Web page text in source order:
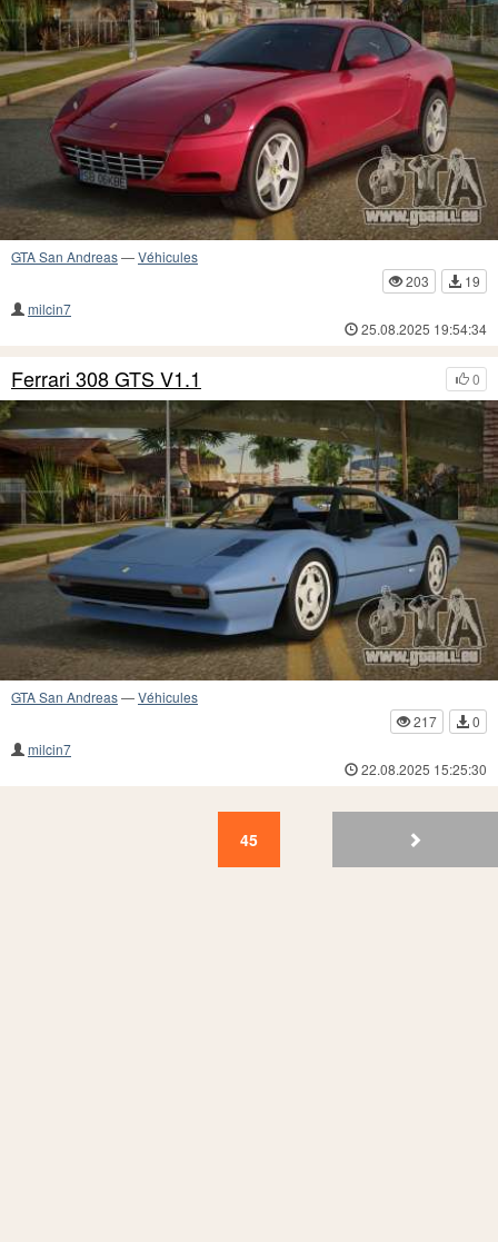
GTA San Andreas—Véhicules
203
19
milcin7
25.08.2025 19:54:34
0
Ferrari 308 GTS V1.1
GTA San Andreas—Véhicules
217
0
milcin7
22.08.2025 15:25:30
41 40 39 38 37 36
45